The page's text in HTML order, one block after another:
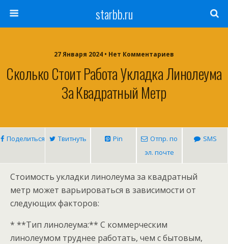
starbb.ru
27 Января 2024 • Нет Комментариев
Сколько Стоит Работа Укладка Линолеума
За Квадратный Метр
Поделиться Твитнуть Pin
Отпр. по
эл. почте
SMS
Стоимость укладки линолеума за квадратный
метр может варьироваться в зависимости от
следующих факторов:
* **Тип линолеума:** С коммерческим
линолеумом труднее работать, чем с бытовым,